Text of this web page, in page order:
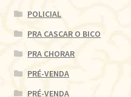
POLICIAL
PRA CASCAR O BICO
PRA CHORAR
PRÉ-VENDA
PRÉ-VENDA